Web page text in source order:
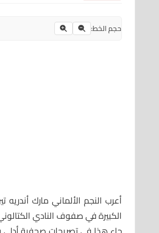
حجم الخط:
أعرب النجم الألماني مارك
الكبيرة في صفوف النادي